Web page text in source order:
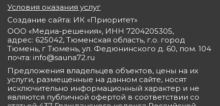
Условия оказания услуг
Создание сайта: ИК «Приоритет»
ООО «Медиа-решения», ИНН 7204205305,
адрес: 625042, Тюменская область, г.о. город
Тюмень, г Тюмень, ул. Федюнинского д. 60, пом. 104
почта: info@sauna72.ru
Предложения владельцев объектов, цены на их
услуги, размещенные на данном сайте, носят
исключительно информационный характер и не
являются публичной офертой в соответствии со